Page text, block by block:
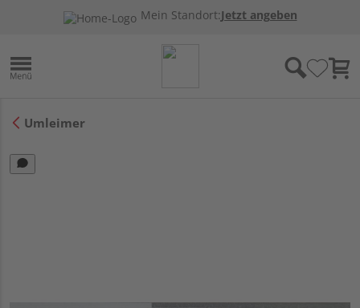
Mein Standort:Jetzt angeben
Umleimer